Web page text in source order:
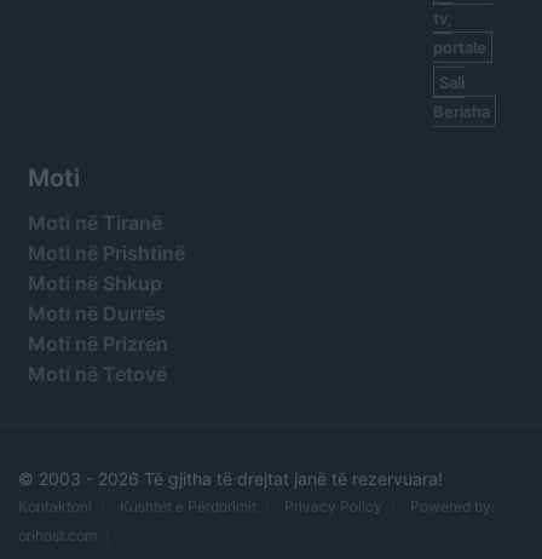
tv,
portale
Sali
Berisha
Moti
Moti në Tiranë
Moti në Prishtinë
Moti në Shkup
Moti në Durrës
Moti në Prizren
Moti në Tetovë
© 2003 - 2026 Të gjitha të drejtat janë të rezervuara!
Kontaktoni Kushtet e Përdorimit Privacy Policy
Powered by:
orihost.com